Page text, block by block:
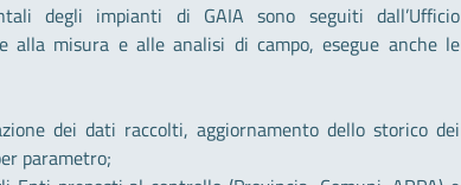
degli impianti di GAIA sono seguiti dall’Ufficio
alla misura e alle analisi di campo, esegue anche le
dei dati raccolti, aggiornamento dello storico dei
parametro;